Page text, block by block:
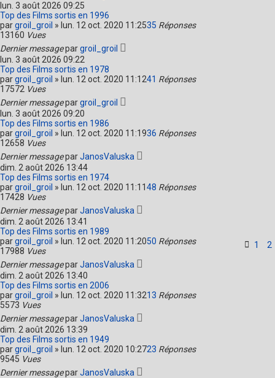
lun. 3 août 2026 09:25
Top des Films sortis en 1996
pargroil_groil » lun. 12 oct. 2020 11:2535 Réponses
13160 Vues
Dernier messagepargroil_groil
lun. 3 août 2026 09:22
Top des Films sortis en 1978
pargroil_groil » lun. 12 oct. 2020 11:1241 Réponses
17572 Vues
Dernier messagepargroil_groil
lun. 3 août 2026 09:20
Top des Films sortis en 1986
pargroil_groil » lun. 12 oct. 2020 11:1936 Réponses
12658 Vues
Dernier messageparJanosValuska
dim. 2 août 2026 13:44
Top des Films sortis en 1974
pargroil_groil » lun. 12 oct. 2020 11:1148 Réponses
17428 Vues
Dernier messageparJanosValuska
dim. 2 août 2026 13:41
Top des Films sortis en 1989
pargroil_groil » lun. 12 oct. 2020 11:20 1 2
50 Réponses
17988 Vues
Dernier messageparJanosValuska
dim. 2 août 2026 13:40
Top des Films sortis en 2006
pargroil_groil » lun. 12 oct. 2020 11:3213 Réponses
5573 Vues
Dernier messageparJanosValuska
dim. 2 août 2026 13:39
Top des Films sortis en 1949
pargroil_groil » lun. 12 oct. 2020 10:2723 Réponses
9545 Vues
Dernier messageparJanosValuska